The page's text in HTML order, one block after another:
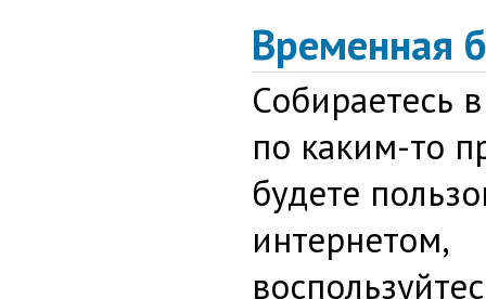
Временная
Собираетесь
по каким-то
будете
интернетом,